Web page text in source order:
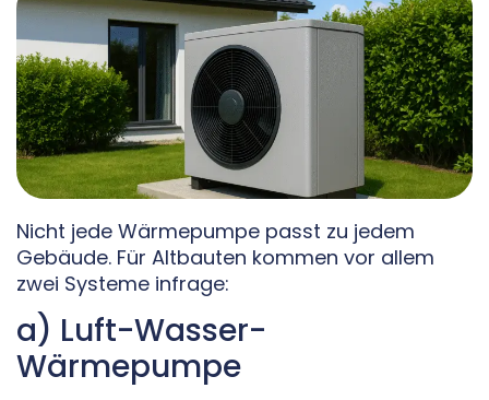
Nicht jede Wärmepumpe passt zu jedem
Gebäude. Für Altbauten kommen vor allem
zwei Systeme infrage:
a) Luft-Wasser-
Wärmepumpe